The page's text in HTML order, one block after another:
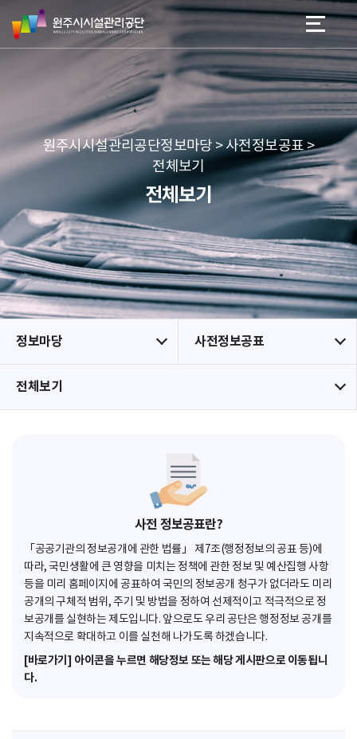
네
본문 바로가기
메뉴 바로가기
원
주
시
리
공
단
원주시시설관리공단정보마당 > 사전정보공표 >
전체보기
전체보기
정보마당 사전정보공표
전체보기
사전 정보공표란?
「공공기관의 정보공개에 관한 법률」 제7조(행정정보의 공표 등)에
따라, 국민생활에 큰 영향을 미치는 정책에 관한 정보 및 예산집행 사항
등을 미리 홈페이지에 공표하여 국민의 정보공개 청구가 없더라도 미리
공개의 구체적 범위, 주기 및 방법을 정하여 선제적이고 적극적으로 정
보공개를 실현하는 제도입니다. 앞으로도 우리 공단은 행정정보 공개를
지속적으로 확대하고 이를 실천해 나가도록 하겠습니다.
[바로가기] 아이콘을 누르면 해당정보 또는 해당 게시판으로 이동됩니
다.